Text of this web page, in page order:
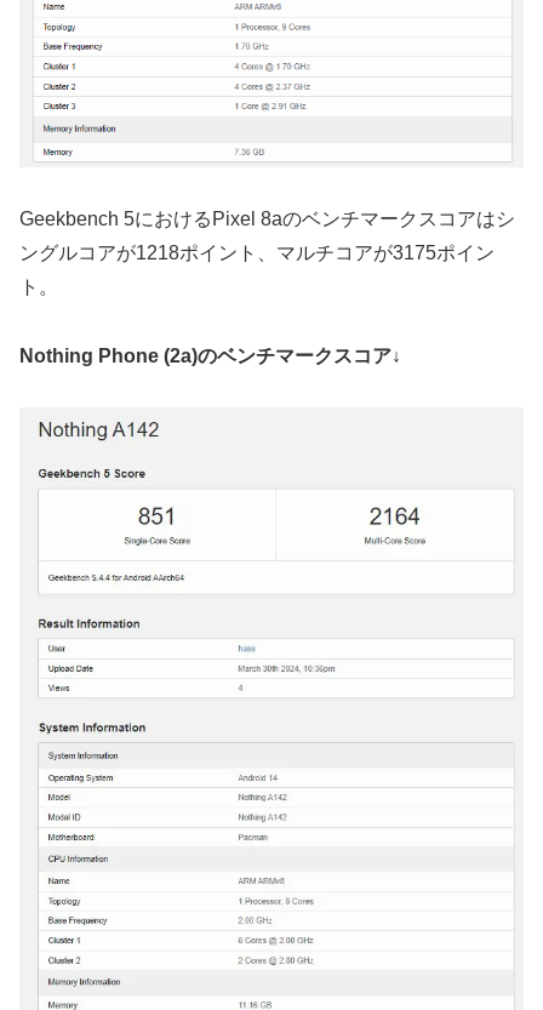
Geekbench 5におけるPixel 8aのベンチマークスコアはシ
ングルコアが1218ポイント、マルチコアが3175ポイン
ト。
Nothing Phone (2a)のベンチマークスコア↓